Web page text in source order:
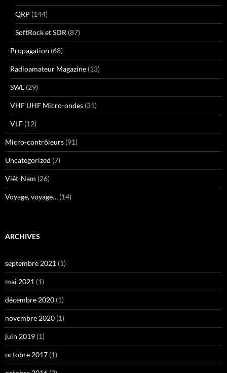
QRP (144)
SoftRock et SDR (87)
Propagation (68)
Radioamateur Magazine (13)
SWL (29)
VHF UHF Micro-ondes (31)
VLF (12)
Micro-contrôleurs (91)
Uncategorized (7)
Viêt-Nam (26)
Voyage, voyage… (14)
ARCHIVES
septembre 2021 (1)
mai 2021 (1)
décembre 2020 (1)
novembre 2020 (1)
juin 2019 (1)
octobre 2017 (1)